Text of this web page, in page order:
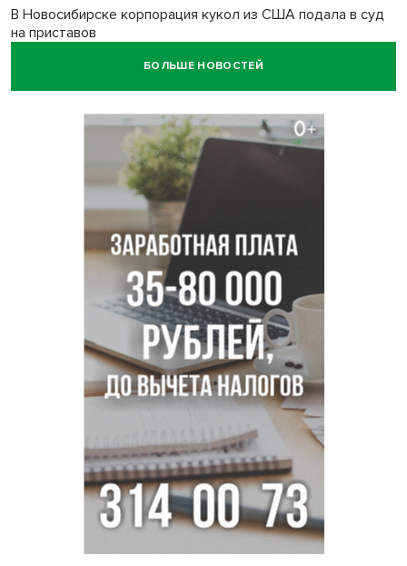
В Новосибирске корпорация кукол из США подала в суд
на приставов
В Новосибирске минздрав объявил бесплатную
В Новосибирске врачи прооперировали 25 тысяч
пациентов с катарактой
Знаменитый орангутан Бату отметил юбилей в
новосибирском зоопарке
Новосибирские хирурги спасли сердце восьмиклассницы
с донорским клапаном
БОЛЬШЕ НОВОСТЕЙ